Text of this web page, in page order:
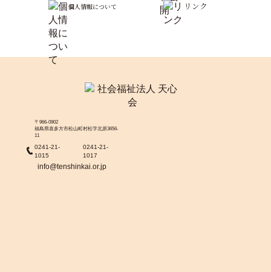
個人情報について リンク
〒966-0902
福島県喜多方市松山町村松字北原3656-
11
0241-21-
1015
0241-21-
1017
info@tenshinkai.or.jp